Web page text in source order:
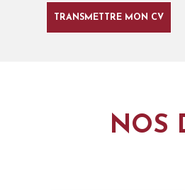
TRANSMETTRE MON CV
NOS